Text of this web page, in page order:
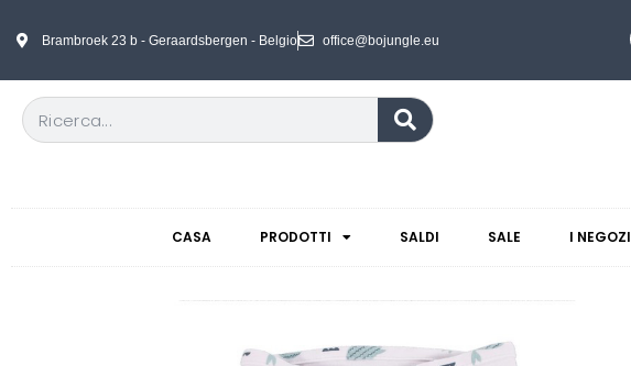
Brambroek 23 b - Geraardsbergen - Belgio office@bojungle.eu
CASA PRODOTTI SALDI SALE I NEGOZI